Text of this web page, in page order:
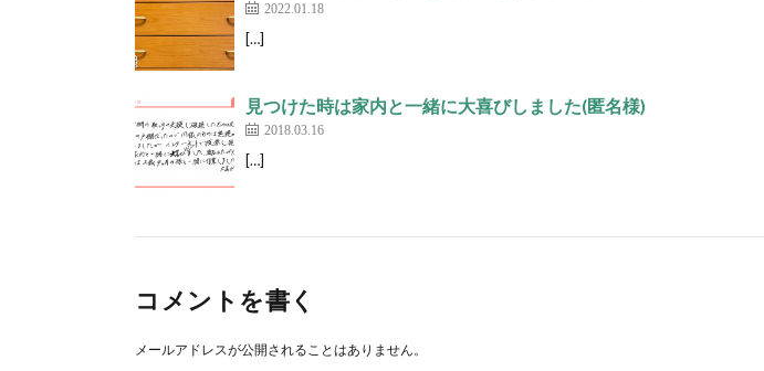
2022.01.18
[…]
見つけた時は家内と一緒に大喜びしました(匿名様)
2018.03.16
[…]
コメントを書く
メールアドレスが公開されることはありません。